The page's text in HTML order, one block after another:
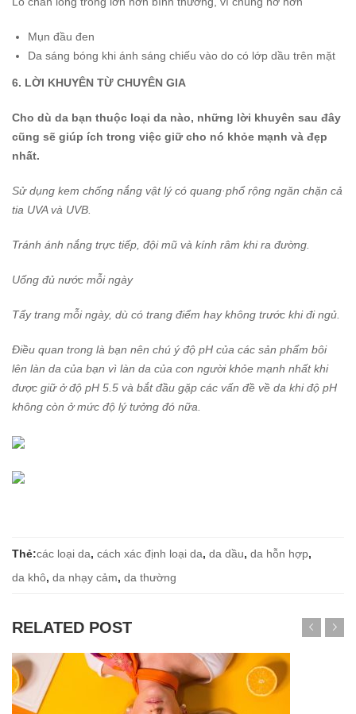
Mụn đầu đen
Da sáng bóng khi ánh sáng chiếu vào do có lớp dầu trên mặt
6. LỜI KHUYÊN TỪ CHUYÊN GIA
Cho dù da bạn thuộc loại da nào, những lời khuyên sau đây
cũng sẽ giúp ích trong việc giữ cho nó khỏe mạnh và đẹp
nhất.
Sử dụng kem chống nắng vật lý có quang·phổ rộng ngăn chặn cả
tia UVA và UVB.
Tránh ánh nắng trực tiếp, đội mũ và kính râm khi ra đường.
Uống đủ nước mỗi ngày
Tẩy trang mỗi ngày, dù có trang điểm hay không trước khi đi ngủ.
Điều quan trong là bạn nên chú ý độ pH của các sản phẩm bôi
lên làn da của bạn vì làn da của con người khỏe mạnh nhất khi
được giữ ở độ pH 5.5 và bắt đầu gặp các vấn đề về da khi độ pH
không còn ở mức độ lý tưởng đó nữa.
Thẻ:các loại da, cách xác định loại da, da dầu, da hỗn hợp,
da khô, da nhạy cảm, da thường
RELATED POST